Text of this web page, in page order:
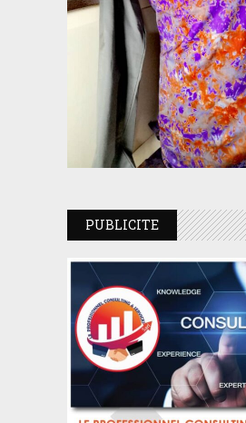
PUBLICITE